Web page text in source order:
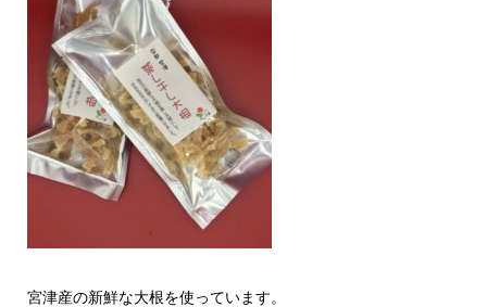
宮津産の新鮮な大根を使っています。